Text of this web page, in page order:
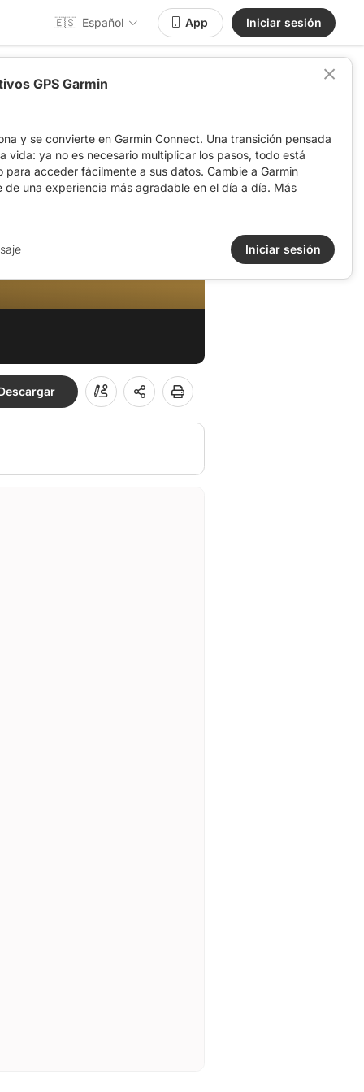
🇪🇸 Español App Iniciar sesión
GPS Garmin
y se convierte en Garmin Connect. Una transición pensada
vida: ya no es necesario multiplicar los pasos, todo está
para acceder fácilmente a sus datos. Cambie a Garmin
una experiencia más agradable en el día a día. Más
Iniciar sesión